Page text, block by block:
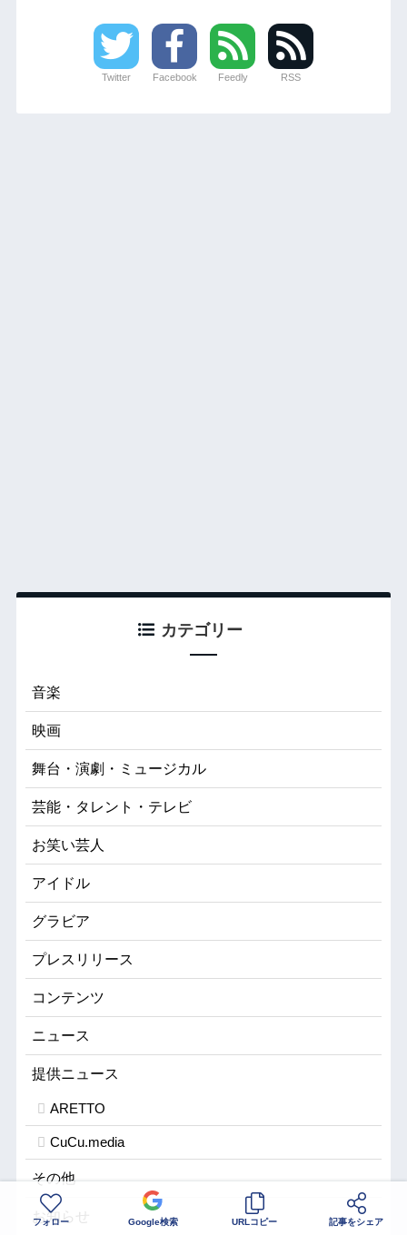
Twitter Facebook Feedly RSS
カテゴリー
音楽
映画
舞台・演劇・ミュージカル
芸能・タレント・テレビ
お笑い芸人
アイドル
グラビア
プレスリリース
コンテンツ
ニュース
提供ニュース
ARETTO
CuCu.media
その他
お知らせ
フォロー Google検索 URLコピー 記事をシェア